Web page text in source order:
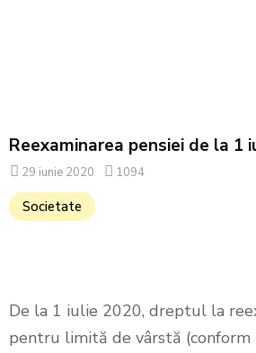
Reexaminarea pensiei de la 1
29 iunie 2020 1094
Societate
De la 1 iulie 2020, dreptul la
pentru limită de vârstă